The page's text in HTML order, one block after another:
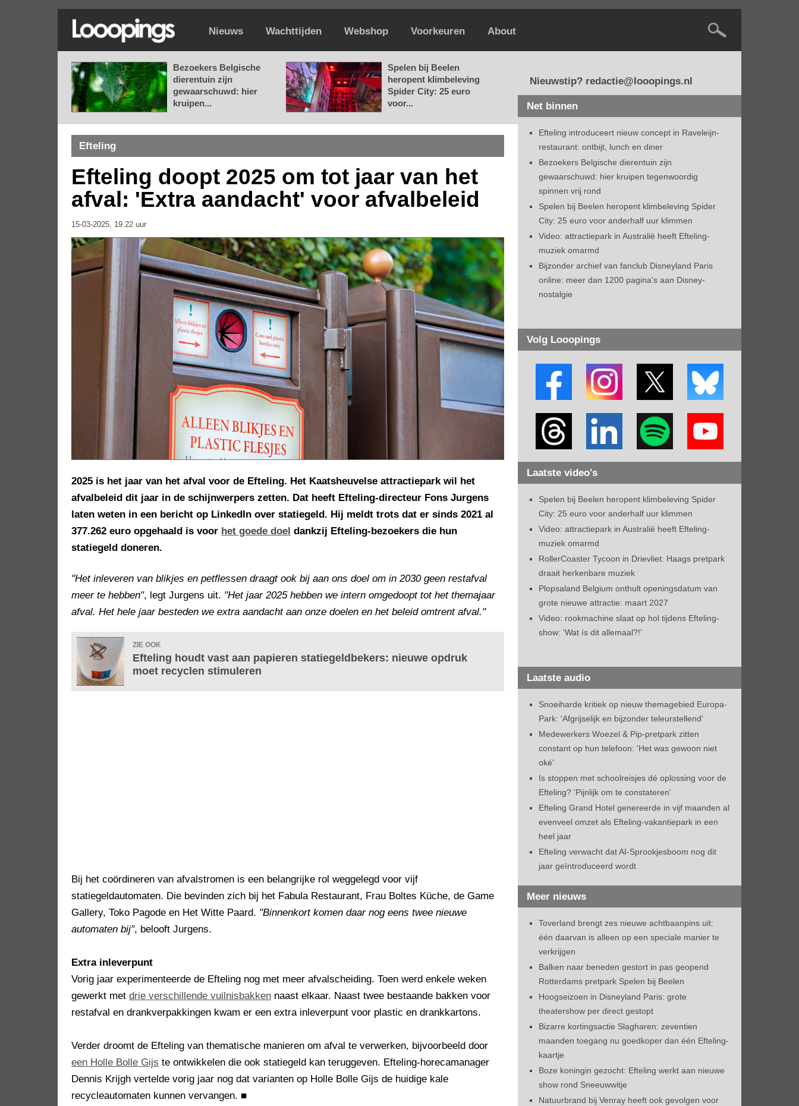
Nieuws Wachttijden Webshop Voorkeuren About
Bezoekers Belgische
dierentuin zijn
gewaarschuwd: hier
kruipen...
Spelen bij Beelen
heropent klimbeleving
Spider City: 25 euro
voor...
Efteling
Efteling doopt 2025 om tot jaar van het
afval: 'Extra aandacht' voor afvalbeleid
15-03-2025, 19.22 uur
2025 is het jaar van het afval voor de Efteling. Het Kaatsheuvelse attractiepark wil het
afvalbeleid dit jaar in de schijnwerpers zetten. Dat heeft Efteling-directeur Fons Jurgens
laten weten in een bericht op LinkedIn over statiegeld. Hij meldt trots dat er sinds 2021 al
377.262 euro opgehaald is voor het goede doel dankzij Efteling-bezoekers die hun
statiegeld doneren.
"Het inleveren van blikjes en petflessen draagt ook bij aan ons doel om in 2030 geen restafval
meer te hebben", legt Jurgens uit. "Het jaar 2025 hebben we intern omgedoopt tot het themajaar
afval. Het hele jaar besteden we extra aandacht aan onze doelen en het beleid omtrent afval."
ZIE OOK
Efteling houdt vast aan papieren statiegeldbekers: nieuwe opdruk
moet recyclen stimuleren
Bij het coördineren van afvalstromen is een belangrijke rol weggelegd voor vijf
statiegeldautomaten. Die bevinden zich bij het Fabula Restaurant, Frau Boltes Küche, de Game
Gallery, Toko Pagode en Het Witte Paard. "Binnenkort komen daar nog eens twee nieuwe
automaten bij", belooft Jurgens.
Extra inleverpunt
Vorig jaar experimenteerde de Efteling nog met meer afvalscheiding. Toen werd enkele weken
gewerkt met drie verschillende vuilnisbakken naast elkaar. Naast twee bestaande bakken voor
restafval en drankverpakkingen kwam er een extra inleverpunt voor plastic en drankkartons.
Verder droomt de Efteling van thematische manieren om afval te verwerken, bijvoorbeeld door
een Holle Bolle Gijs te ontwikkelen die ook statiegeld kan teruggeven. Efteling-horecamanager
Dennis Krijgh vertelde vorig jaar nog dat varianten op Holle Bolle Gijs de huidige kale
recycleautomaten kunnen vervangen. ■
Nieuwstip? redactie@looopings.nl
Net binnen
Efteling introduceert nieuw concept in Raveleijn-
restaurant: ontbijt, lunch en diner
Bezoekers Belgische dierentuin zijn
gewaarschuwd: hier kruipen tegenwoordig
spinnen vrij rond
Spelen bij Beelen heropent klimbeleving Spider
City: 25 euro voor anderhalf uur klimmen
Video: attractiepark in Australië heeft Efteling-
muziek omarmd
Bijzonder archief van fanclub Disneyland Paris
online: meer dan 1200 pagina's aan Disney-
nostalgie
Volg Looopings
Laatste video's
Spelen bij Beelen heropent klimbeleving Spider
City: 25 euro voor anderhalf uur klimmen
Video: attractiepark in Australië heeft Efteling-
muziek omarmd
RollerCoaster Tycoon in Drievliet: Haags pretpark
draait herkenbare muziek
Plopsaland Belgium onthult openingsdatum van
grote nieuwe attractie: maart 2027
Video: rookmachine slaat op hol tijdens Efteling-
show: 'Wat ís dit allemaal?!'
Laatste audio
Snoeiharde kritiek op nieuw themagebied Europa-
Park: 'Afgrijselijk en bijzonder teleurstellend'
Medewerkers Woezel & Pip-pretpark zitten
constant op hun telefoon: 'Het was gewoon niet
oké'
Is stoppen met schoolreisjes dé oplossing voor de
Efteling? 'Pijnlijk om te constateren'
Efteling Grand Hotel genereerde in vijf maanden al
evenveel omzet als Efteling-vakantiepark in een
heel jaar
Efteling verwacht dat AI-Sprookjesboom nog dit
jaar geïntroduceerd wordt
Meer nieuws
Toverland brengt zes nieuwe achtbaanpins uit:
één daarvan is alleen op een speciale manier te
verkrijgen
Balken naar beneden gestort in pas geopend
Rotterdams pretpark Spelen bij Beelen
Hoogseizoen in Disneyland Paris: grote
theatershow per direct gestopt
Bizarre kortingsactie Slagharen: zeventien
maanden toegang nu goedkoper dan één Efteling-
kaartje
Boze koningin gezocht: Efteling werkt aan nieuwe
show rond Sneeuwwitje
Natuurbrand bij Venray heeft ook gevolgen voor